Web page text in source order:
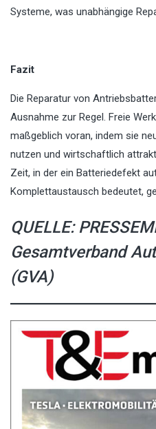
Systeme, was unabhängige
Fazit
Die Reparatur von
Ausnahme zur Regel. Freie
maßgeblich voran, indem sie
nutzen und wirtschaftlich
Zeit, in der ein Batteriedefekt
Komplettaustausch bedeutet,
QUELLE:
Gesamtverband
(GVA)